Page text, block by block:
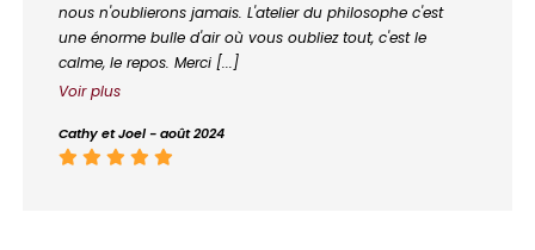
nous n'oublierons jamais. L'atelier du philosophe c'est
une énorme bulle d'air où vous oubliez tout, c'est le
calme, le repos. Merci [...]
Voir plus
Cathy et Joel - août 2024